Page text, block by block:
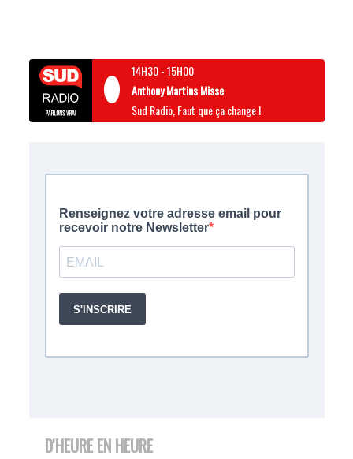
14H30-15H00
Anthony Martins Misse
Sud Radio, Faut que ça change !
D'HEURE EN HEURE